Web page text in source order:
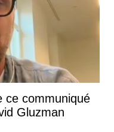
ce communiqué
Gluzman